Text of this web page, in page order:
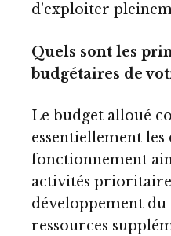
d’exploiter
Quels sont les
budgétaires de
Le budget alloué
essentiellement les
fonctionnement
activités
développement du
ressources